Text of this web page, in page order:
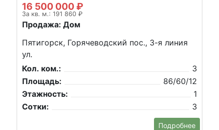
16 500 000 ₽
За кв. м.: 191 860 ₽
Продажа: Дом
Пятигорск, Горячеводский пос., 3-я линия
ул.
Кол. ком.:
3
Площадь:
86/60/12
Этажность:
1
Сотки:
3
Подробнее